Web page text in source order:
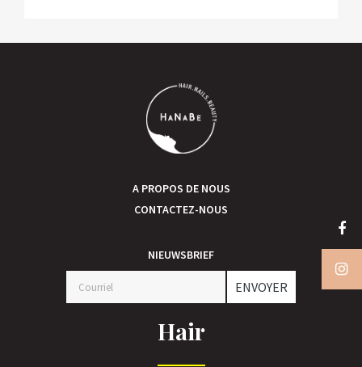
A PROPOS DE NOUS
CONTACTEZ-NOUS
NIEUWSBRIEF
ENVOYER
Hair